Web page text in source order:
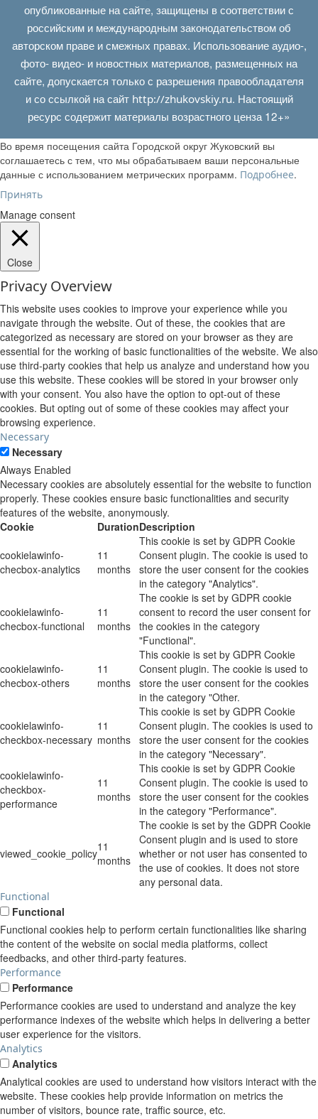
опубликованные на сайте, защищены в соответствии с
российским и международным законодательством об
авторском праве и смежных правах. Использование аудио-,
фото- видео- и новостных материалов, размещенных на
сайте, допускается только с разрешения правообладателя
и со ссылкой на сайт http://zhukovskiy.ru. Настоящий
ресурс содержит материалы возрастного ценза 12+»
Во время посещения сайта Городской округ Жуковский вы
соглашаетесь с тем, что мы обрабатываем ваши персональные
данные с использованием метрических программ. Подробнее.
Принять
Manage consent
Close
Privacy Overview
This website uses cookies to improve your experience while you
navigate through the website. Out of these, the cookies that are
categorized as necessary are stored on your browser as they are
essential for the working of basic functionalities of the website. We also
use third-party cookies that help us analyze and understand how you
use this website. These cookies will be stored in your browser only
with your consent. You also have the option to opt-out of these
cookies. But opting out of some of these cookies may affect your
browsing experience.
Necessary
Necessary
Always Enabled
Necessary cookies are absolutely essential for the website to function
properly. These cookies ensure basic functionalities and security
features of the website, anonymously.
Cookie
DurationDescription
cookielawinfo-
checbox-analytics
11
months
This cookie is set by GDPR Cookie
Consent plugin. The cookie is used to
store the user consent for the cookies
in the category "Analytics".
cookielawinfo-
checbox-functional
11
months
The cookie is set by GDPR cookie
consent to record the user consent for
the cookies in the category
"Functional".
cookielawinfo-
checbox-others
11
months
This cookie is set by GDPR Cookie
Consent plugin. The cookie is used to
store the user consent for the cookies
in the category "Other.
cookielawinfo-
checkbox-necessary
11
months
This cookie is set by GDPR Cookie
Consent plugin. The cookies is used to
store the user consent for the cookies
in the category "Necessary".
cookielawinfo-
checkbox-
performance
11
months
This cookie is set by GDPR Cookie
Consent plugin. The cookie is used to
store the user consent for the cookies
in the category "Performance".
viewed_cookie_policy11
months
The cookie is set by the GDPR Cookie
Consent plugin and is used to store
whether or not user has consented to
the use of cookies. It does not store
any personal data.
Functional
Functional
Functional cookies help to perform certain functionalities like sharing
the content of the website on social media platforms, collect
feedbacks, and other third-party features.
Performance
Performance
Performance cookies are used to understand and analyze the key
performance indexes of the website which helps in delivering a better
user experience for the visitors.
Analytics
Analytics
Analytical cookies are used to understand how visitors interact with the
website. These cookies help provide information on metrics the
number of visitors, bounce rate, traffic source, etc.